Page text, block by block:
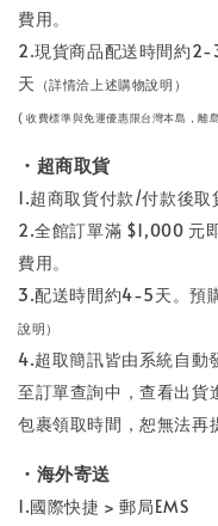
費用。
2.現貨商品配送時間約
天 （詳情洽上述購物說明）
( 收費標準與免運優惠限台灣本島，離
・超商取貨
1.超商取貨付款/付款後取
2.全館訂單滿 $1,000 元
費用。
3.配送時間約4-5天。預
說明）
4.超取簡訊皆由系統自動
至訂單查詢中，查看出貨
包裹領取時間，恕無法再
・海外寄送
1.國際快捷 > 郵局EMS